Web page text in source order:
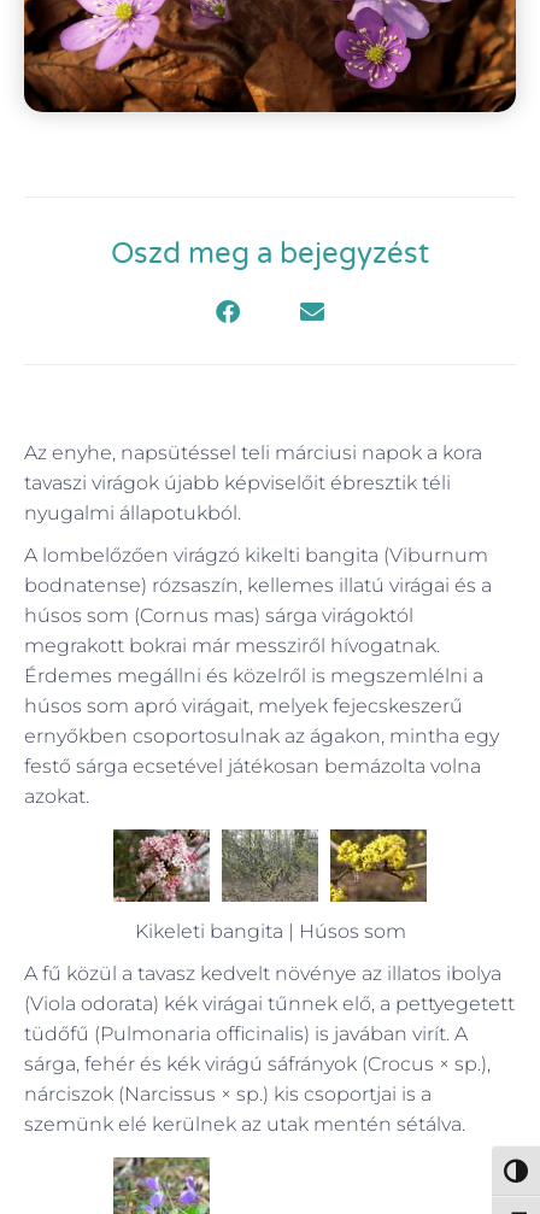
Oszd meg a bejegyzést
Az enyhe, napsütéssel teli márciusi napok a kora
tavaszi virágok újabb képviselőit ébresztik téli
nyugalmi állapotukból.
A lombelőzően virágzó kikelti bangita (Viburnum
bodnatense) rózsaszín, kellemes illatú virágai és a
húsos som (Cornus mas) sárga virágoktól
megrakott bokrai már messziről hívogatnak.
Érdemes megállni és közelről is megszemlélni a
húsos som apró virágait, melyek fejecskeszerű
ernyőkben csoportosulnak az ágakon, mintha egy
festő sárga ecsetével játékosan bemázolta volna
azokat.
Kikeleti bangita | Húsos som
A fű közül a tavasz kedvelt növénye az illatos ibolya
(Viola odorata) kék virágai tűnnek elő, a pettyegetett
tüdőfű (Pulmonaria officinalis) is javában virít. A
sárga, fehér és kék virágú sáfrányok (Crocus × sp.),
nárciszok (Narcissus × sp.) kis csoportjai is a
szemünk elé kerülnek az utak mentén sétálva.